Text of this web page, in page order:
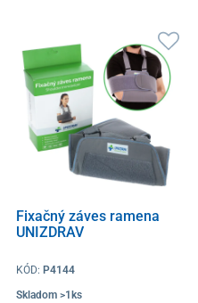
Fixačný záves ramena
UNIZDRAV
KÓD:P4144
Skladom >1ks